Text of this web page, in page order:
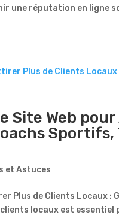
une réputation en ligne
Site Web
et Astuces
Plus de Clients Locaux :
locaux est